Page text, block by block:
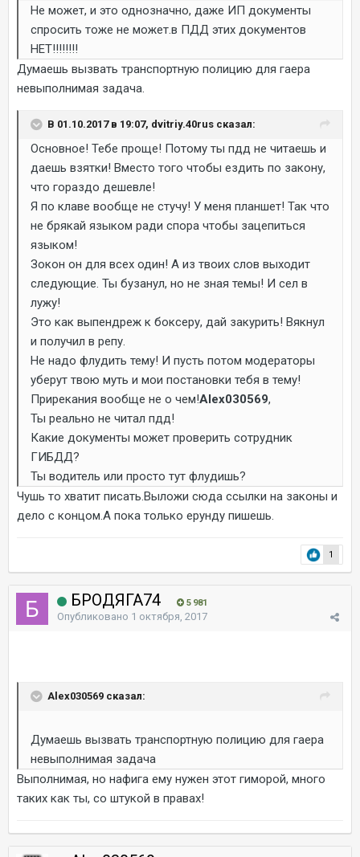
Не может, и это однозначно, даже ИП документы
спросить тоже не может.в ПДД этих документов
НЕТ!!!!!!!!
Думаешь вызвать транспортную полицию для гаера
невыполнимая задача.
В 01.10.2017 в 19:07, dvitriy.40rus сказал:
Основное! Тебе проще! Потому ты пдд не читаешь и
даешь взятки! Вместо того чтобы ездить по закону,
что гораздо дешевле!
Я по клаве вообще не стучу! У меня планшет! Так что
не брякай языком ради спора чтобы зацепиться
языком!
Зокон он для всех один! А из твоих слов выходит
следующие. Ты бузанул, но не зная темы! И сел в
лужу!
Это как выпендреж к боксеру, дай закурить! Вякнул
и получил в репу.
Не надо флудить тему! И пусть потом модераторы
уберут твою муть и мои постановки тебя в тему!
Прирекания вообще не о чем!Alex030569,
Ты реально не читал пдд!
Какие документы может проверить сотрудник
ГИБДД?
Ты водитель или просто тут флудишь?
Чушь то хватит писать.Выложи сюда ссылки на законы и
дело с концом.А пока только ерунду пишешь.
1
БРОДЯГА74 5 981
Опубликовано 1 октября, 2017
Alex030569 сказал:
Думаешь вызвать транспортную полицию для гаера
невыполнимая задача
Выполнимая, но нафига ему нужен этот гиморой, много
таких как ты, со штукой в правах!